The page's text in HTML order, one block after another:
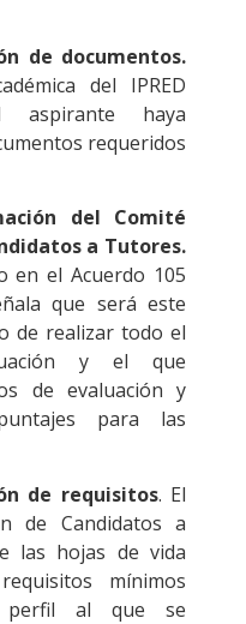
de documentos.
del IPRED
aspirante haya
requeridos
del Comité
a Tutores.
en el Acuerdo 105
que será este
de realizar todo el
y el que
de evaluación y
para las
de requisitos. El
de Candidatos a
las hojas de vida
mínimos
perfil al que se